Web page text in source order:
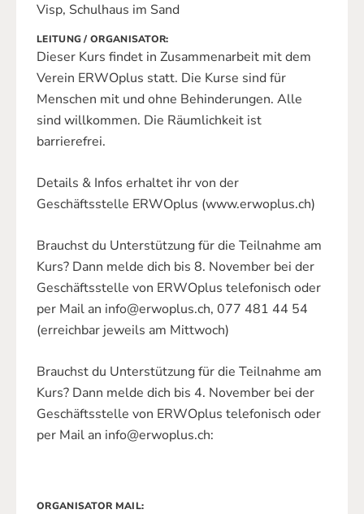
Visp, Schulhaus im Sand
LEITUNG / ORGANISATOR
Dieser Kurs findet in Zusammenarbeit mit dem
Verein ERWOplus statt. Die Kurse sind für
Menschen mit und ohne Behinderungen. Alle
sind willkommen. Die Räumlichkeit ist
barrierefrei.
Details & Infos erhaltet ihr von der
Geschäftsstelle ERWOplus (www.erwoplus.ch)
Brauchst du Unterstützung für die Teilnahme am
Kurs? Dann melde dich bis 8. November bei der
Geschäftsstelle von ERWOplus telefonisch oder
per Mail an info@erwoplus.ch, 077 481 44 54
(erreichbar jeweils am Mittwoch)
Brauchst du Unterstützung für die Teilnahme am
Kurs? Dann melde dich bis 4. November bei der
Geschäftsstelle von ERWOplus telefonisch oder
per Mail an info@erwoplus.ch:
ORGANISATOR MAIL